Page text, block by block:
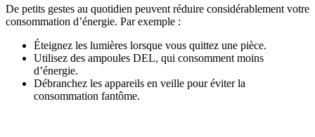
De petits gestes au quotidien peuvent réduire considérablement votre
consommation d’énergie. Par exemple :
Éteignez les lumières lorsque vous quittez une pièce.
Utilisez des ampoules DEL, qui consomment moins
d’énergie.
Débranchez les appareils en veille pour éviter la
consommation fantôme.